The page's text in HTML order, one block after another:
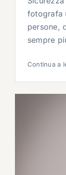
fotografa
persone,
sempre
Continua a